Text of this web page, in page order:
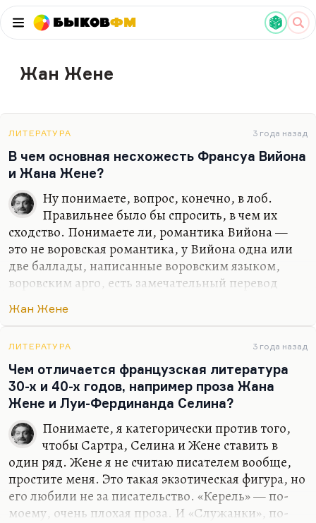
БыковФМ
Жан Жене
ЛИТЕРАТУРА 3 года назад
В чем основная несхожесть Франсуа Вийона
и Жана Жене?
Ну понимаете, вопрос, конечно, в лоб.
Правильнее было бы спросить, в чем их
сходство. Понимаете ли, романтика Вийона —
это не воровская романтика, у Вийона одна или
две баллады, написанные воровским языком,
воровским арго, есть замечательный перевод
красный поп»
Но конечно, мы не за это любим Вийона. Вийон
— это проблема тоже гамлетовская, это человек
Возрождения, ввергнутый в тюрьму, это человек
образованный и просвещенный, школяр
Сорбонны, вынужденный воровать, спасаться
бегством по этой осенней холодной свищущей
ветрами Франции. Я говорю о Вийоне по
лучшему, на мой взгляд, переложению его
текстов и…
Жан Жене
ЛИТЕРАТУРА 3 года назад
Чем отличается французская литература
30-х и 40-х годов, например проза Жана
Жене и Луи-Фердинанда Селина?
Понимаете, я категорически против того,
чтобы Сартра, Селина и Жене ставить в
один ряд. Жене я не считаю писателем вообще,
простите меня. Это такая экзотическая фигура, но
его любили не за писательство. «Керель» — по-
моему, очень плохая проза. И «Служанки», по-